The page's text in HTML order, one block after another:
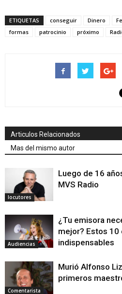
ETIQUETAS conseguir Dinero
formas
patrocinio próximo
Articulos Relacionados
Mas del mismo autor
locutores
Luego de 16
MVS Radio
Audiencias
¿Tu emisora
mejor? Estos
indispensables
Comentarista
Murió Alfonso
primeros